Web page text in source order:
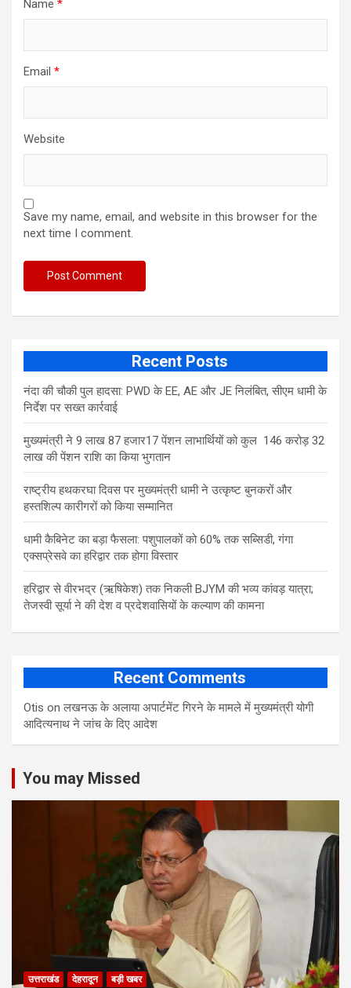
Name *
Email *
Website
Save my name, email, and website in this browser for the
next time I comment.
Recent Posts
नंदा की चौकी पुल हादसा: PWD के EE, AE और JE निलंबित, सीएम धामी के
निर्देश पर सख्त कार्रवाई
मुख्यमंत्री ने 9 लाख 87 हजार17 पेंशन लाभार्थियों को कुल 146 करोड़ 32
लाख की पेंशन राशि का किया भुगतान
राष्ट्रीय हथकरघा दिवस पर मुख्यमंत्री धामी ने उत्कृष्ट बुनकरों और
हस्तशिल्प कारीगरों को किया सम्मानित
​धामी कैबिनेट का बड़ा फैसला: पशुपालकों को 60% तक सब्सिडी, गंगा
एक्सप्रेसवे का हरिद्वार तक होगा विस्तार
​हरिद्वार से वीरभद्र (ऋषिकेश) तक निकली BJYM की भव्य कांवड़ यात्रा;
तेजस्वी सूर्या ने की देश व प्रदेशवासियों के कल्याण की कामना
Recent Comments
Otis onलखनऊ के अलाया अपार्टमेंट गिरने के मामले में मुख्‍यमंत्री योगी
आद‍ित्‍यनाथ ने जांच के द‍िए आदेश
You may Missed
उत्तराखंड देहरादून बड़ी खबर